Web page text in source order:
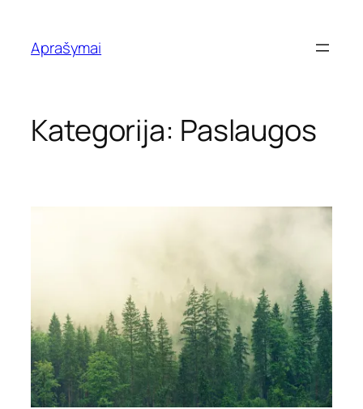
turinio
Aprašymai
Kategorija: Paslaugos